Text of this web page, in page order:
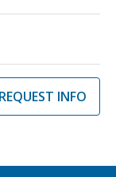
REQUEST INFO